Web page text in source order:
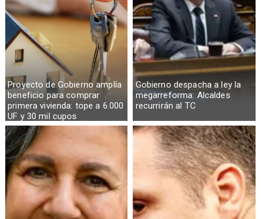
Proyecto de Gobierno amplía
beneficio para comprar
primera vivienda: tope a 6.000
UF y 30 mil cupos
Gobierno despacha a ley la
megarreforma: Alcaldes
recurrirán al TC